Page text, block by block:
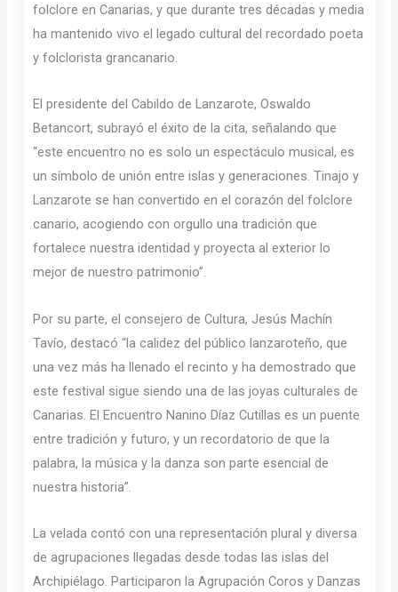
folclore en Canarias, y que durante tres décadas y media
ha mantenido vivo el legado cultural del recordado poeta
y folclorista grancanario.
El presidente del Cabildo de Lanzarote, Oswaldo
Betancort, subrayó el éxito de la cita, señalando que
“este encuentro no es solo un espectáculo musical, es
un símbolo de unión entre islas y generaciones. Tinajo y
Lanzarote se han convertido en el corazón del folclore
canario, acogiendo con orgullo una tradición que
fortalece nuestra identidad y proyecta al exterior lo
mejor de nuestro patrimonio”.
Por su parte, el consejero de Cultura, Jesús Machín
Tavío, destacó “la calidez del público lanzaroteño, que
una vez más ha llenado el recinto y ha demostrado que
este festival sigue siendo una de las joyas culturales de
Canarias. El Encuentro Nanino Díaz Cutillas es un puente
entre tradición y futuro, y un recordatorio de que la
palabra, la música y la danza son parte esencial de
nuestra historia”.
La velada contó con una representación plural y diversa
de agrupaciones llegadas desde todas las islas del
Archipiélago. Participaron la Agrupación Coros y Danzas